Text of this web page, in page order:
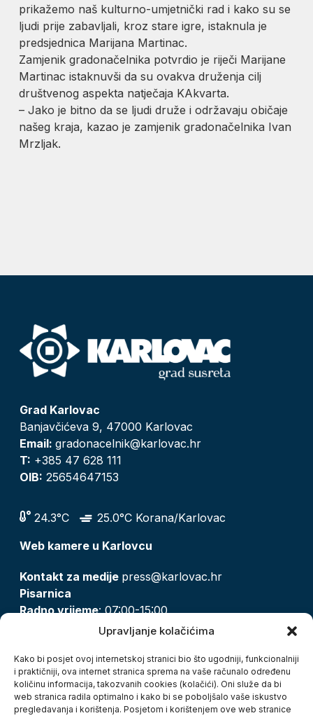
Upravljanje kolačićima
Kako bi posjet ovoj internetskoj stranici bio što ugodniji, funkcionalniji
i praktičniji, ova internet stranica sprema na vaše računalo određenu
količinu informacija, takozvanih cookies (kolačići). Oni služe da bi
web stranica radila optimalno i kako bi se poboljšalo vaše iskustvo
pregledavanja i korištenja. Posjetom i korištenjem ove web stranice
prikažemo naš kulturno-umjetnički rad i kako su se
ljudi prije zabavljali, kroz stare igre, istaknula je
predsjednica Marijana Martinac.
Zamjenik gradonačelnika potvrdio je riječi Marijane
Martinac istaknuvši da su ovakva druženja cilj
društvenog aspekta natječaja KAkvarta.
– Jako je bitno da se ljudi druže i održavaju običaje
našeg kraja, kazao je zamjenik gradonačelnika Ivan
Mrzljak.
Grad Karlovac
Banjavčićeva 9, 47000 Karlovac
Email: gradonacelnik@karlovac.hr
T: +385 47 628 111
OIB: 25654647153
24.3°C
25.0°C Korana/Karlovac
Web kamere u Karlovcu
Kontakt za medije press@karlovac.hr
Pisarnica
Radno vrijeme: 07:00-15:00
pisarnica@karlovac.hr
Zaštita osobnih podataka
Pristup informacijama